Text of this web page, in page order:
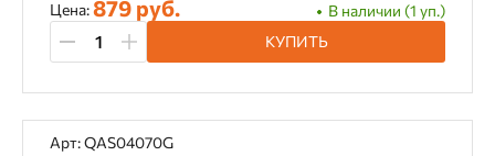
Цена:879 руб.
В наличии (1 уп.)
КУПИТЬ
Арт: QAS04070G